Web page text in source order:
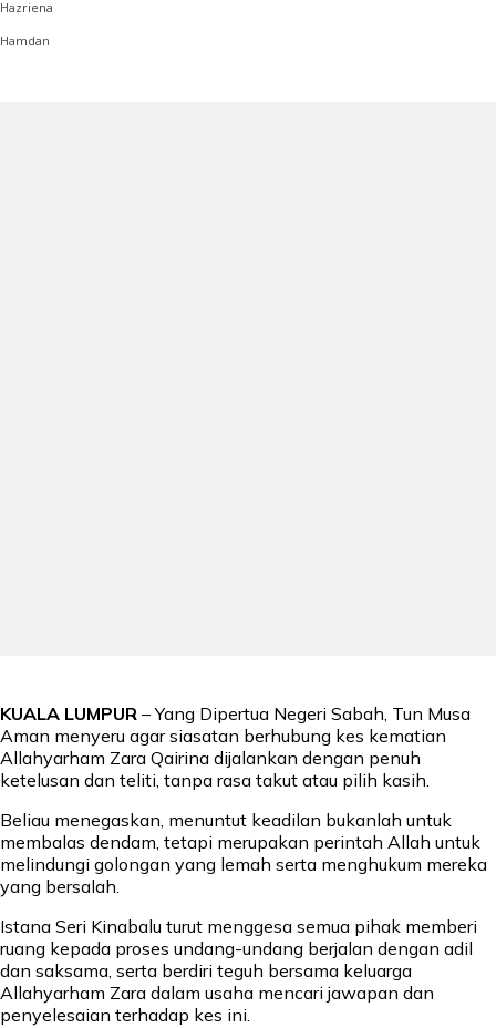
KUALA LUMPUR – Yang Dipertua Negeri Sabah, Tun Musa
Aman menyeru agar siasatan berhubung kes kematian
Allahyarham Zara Qairina dijalankan dengan penuh
ketelusan dan teliti, tanpa rasa takut atau pilih kasih.
Beliau menegaskan, menuntut keadilan bukanlah untuk
membalas dendam, tetapi merupakan perintah Allah untuk
melindungi golongan yang lemah serta menghukum mereka
yang bersalah.
Istana Seri Kinabalu turut menggesa semua pihak memberi
ruang kepada proses undang-undang berjalan dengan adil
dan saksama, serta berdiri teguh bersama keluarga
Allahyarham Zara dalam usaha mencari jawapan dan
penyelesaian terhadap kes ini.